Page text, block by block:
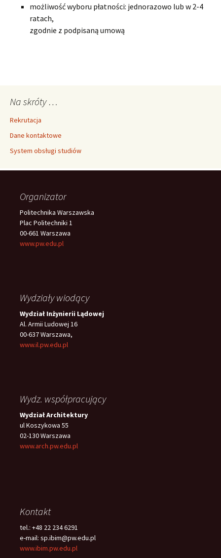
możliwość wyboru płatności: jednorazowo lub w 2-4
ratach,
zgodnie z podpisaną umową
Na skróty …
Rekrutacja
Dane kontaktowe
System obsługi studiów
Organizator
Politechnika Warszawska
Plac Politechniki 1
00-661 Warszawa
www.pw.edu.pl
Wydziały wiodący
Wydział Inżynierii Lądowej
Al. Armii Ludowej 16
00-637 Warszawa,
www.il.pw.edu.pl
Wydz. współpracujący
Wydział Architektury
ul Koszykowa 55
02-130 Warszawa
www.arch.pw.edu.pl
Kontakt
tel.: +48 22 234 6291
e-mail: sp.ibim@pw.edu.pl
www.ibim.pw.edu.pl